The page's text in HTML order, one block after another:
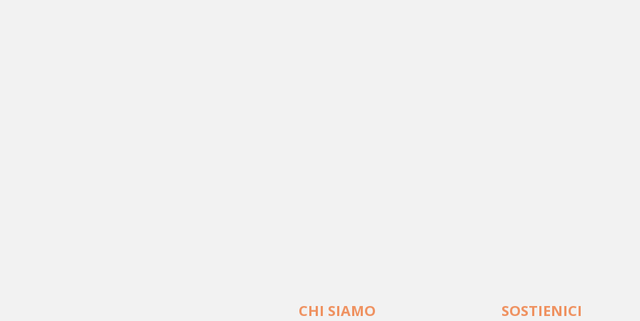
CHI SIAMO SOSTIENICI